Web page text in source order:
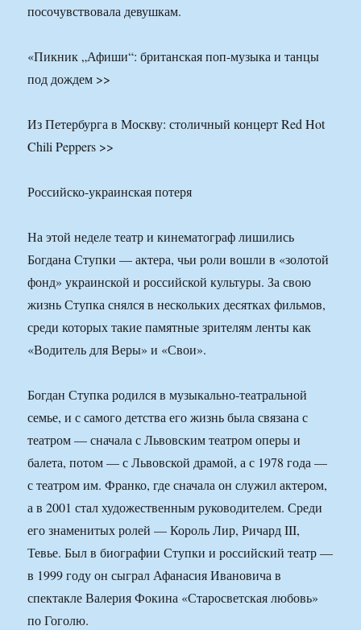
посочувствовала девушкам.
«Пикник „Афиши“: британская поп-музыка и танцы
под дождем >>
Из Петербурга в Москву: столичный концерт Red Hot
Chili Peppers >>
Российско-украинская потеря
На этой неделе театр и кинематограф лишились
Богдана Ступки — актера, чьи роли вошли в «золотой
фонд» украинской и российской культуры. За свою
жизнь Ступка снялся в нескольких десятках фильмов,
среди которых такие памятные зрителям ленты как
«Водитель для Веры» и «Свои».
Богдан Ступка родился в музыкально-театральной
семье, и с самого детства его жизнь была связана с
театром — сначала с Львовским театром оперы и
балета, потом — с Львовской драмой, а с 1978 года —
с театром им. Франко, где сначала он служил актером,
а в 2001 стал художественным руководителем. Среди
его знаменитых ролей — Король Лир, Ричард III,
Тевье. Был в биографии Ступки и российский театр —
в 1999 году он сыграл Афанасия Ивановича в
спектакле Валерия Фокина «Старосветская любовь»
по Гоголю.